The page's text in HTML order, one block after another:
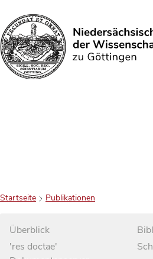
Suchen
Startseite Publikationen
Überblick
'res doctae'